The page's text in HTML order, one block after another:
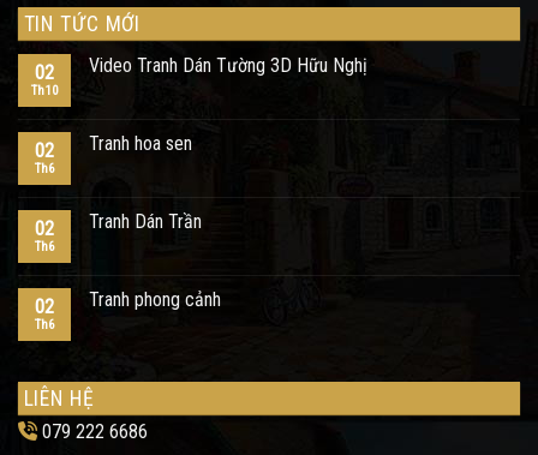
TIN TỨC MỚI
02
Th10
Video Tranh Dán Tường 3D Hữu Nghị
02
Th6
Tranh hoa sen
02
Th6
Tranh Dán Trần
02
Th6
Tranh phong cảnh
LIÊN HỆ
079 222 6686